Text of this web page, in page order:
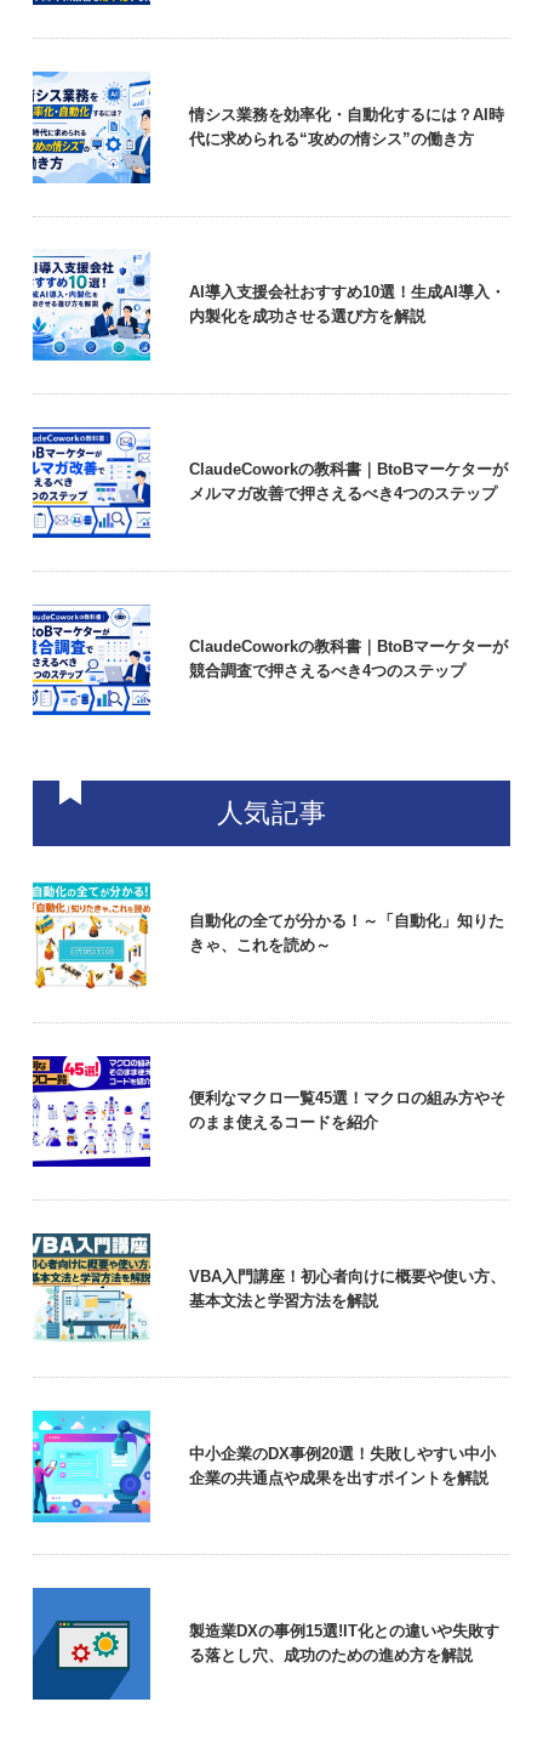
情シス業務を効率化・自動化するには？AI時
代に求められる“攻めの情シス”の働き方
AI導入支援会社おすすめ10選！生成AI導入・
内製化を成功させる選び方を解説
ClaudeCoworkの教科書｜BtoBマーケターが
メルマガ改善で押さえるべき4つのステップ
ClaudeCoworkの教科書｜BtoBマーケターが
競合調査で押さえるべき4つのステップ
人気記事
自動化の全てが分かる！～「自動化」知りた
きゃ、これを読め～
便利なマクロ一覧45選！マクロの組み方やそ
のまま使えるコードを紹介
VBA入門講座！初心者向けに概要や使い方、
基本文法と学習方法を解説
中小企業のDX事例20選！失敗しやすい中小
企業の共通点や成果を出すポイントを解説
製造業DXの事例15選!IT化との違いや失敗す
る落とし穴、成功のための進め方を解説